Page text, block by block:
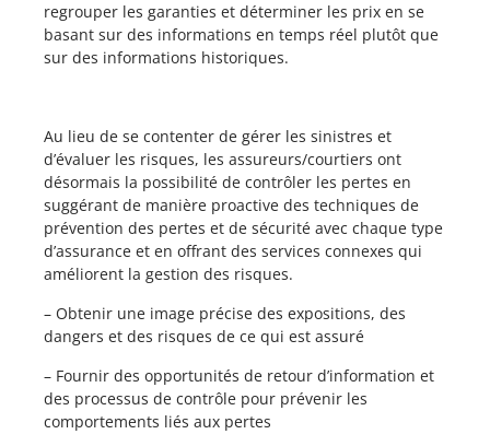
regrouper les garanties et déterminer les prix en se
basant sur des informations en temps réel plutôt que
sur des informations historiques.
Au lieu de se contenter de gérer les sinistres et
d’évaluer les risques, les assureurs/courtiers ont
désormais la possibilité de contrôler les pertes en
suggérant de manière proactive des techniques de
prévention des pertes et de sécurité avec chaque type
d’assurance et en offrant des services connexes qui
améliorent la gestion des risques.
– Obtenir une image précise des expositions, des
dangers et des risques de ce qui est assuré
– Fournir des opportunités de retour d’information et
des processus de contrôle pour prévenir les
comportements liés aux pertes